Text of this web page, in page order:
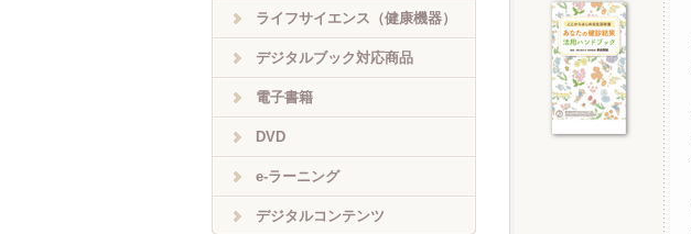
ライフサイエンス（健康機器）
デジタルブック対応商品
電子書籍
DVD
e-ラーニング
デジタルコンテンツ